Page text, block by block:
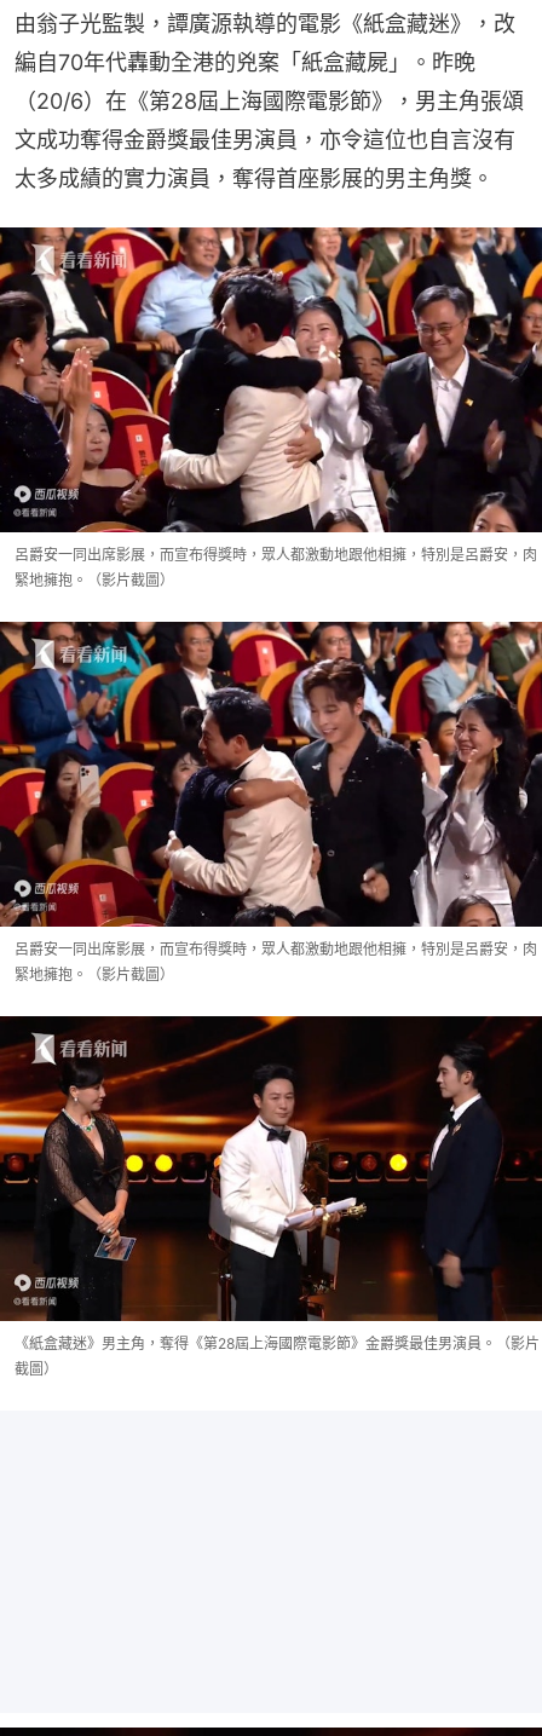
由翁子光監製，譚廣源執導的電影《紙盒藏迷》，改
編自70年代轟動全港的兇案「紙盒藏屍」。昨晚
（20/6）在《第28屆上海國際電影節》，男主角張頌
文成功奪得金爵獎最佳男演員，亦令這位也自言沒有
太多成績的實力演員，奪得首座影展的男主角獎。
呂爵安一同出席影展，而宣布得獎時，眾人都激動地跟他相擁，特別是呂爵安，肉
緊地擁抱。（影片截圖）
呂爵安一同出席影展，而宣布得獎時，眾人都激動地跟他相擁，特別是呂爵安，肉
緊地擁抱。（影片截圖）
《紙盒藏迷》男主角，奪得《第28屆上海國際電影節》金爵獎最佳男演員。（影片
截圖）